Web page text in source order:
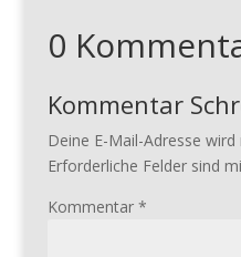
0
Kommentar
Deine E-Mail-Adresse
Erforderliche Felder sind
Kommentar *